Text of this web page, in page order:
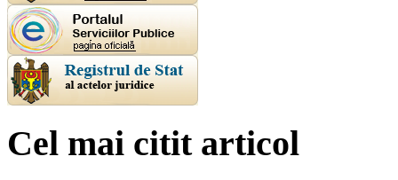
Cel mai citit articol